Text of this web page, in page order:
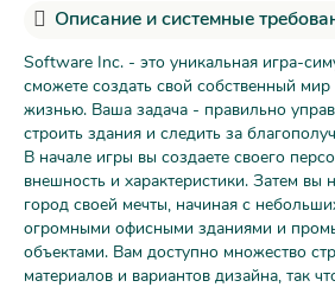
Описание и системные
Software Inc. - это уникальная игра-
сможете создать свой собственный
жизнью. Ваша задача - правильно
строить здания и следить за
В начале игры вы создаете своего
внешность и характеристики. Затем вы
город своей мечты, начиная с
огромными офисными зданиями и
объектами. Вам доступно множество
материалов и вариантов дизайна, так